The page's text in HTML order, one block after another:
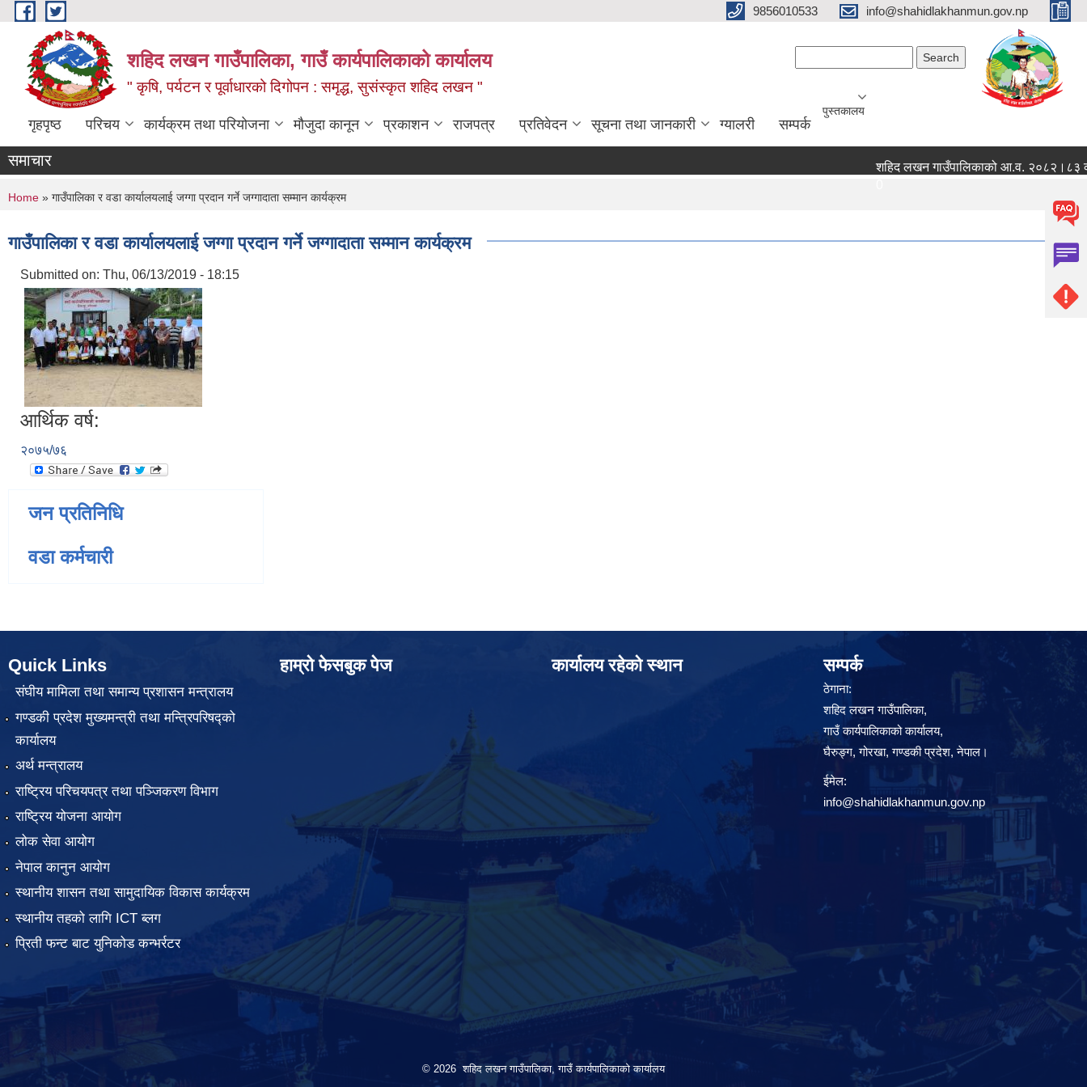
Skip to main content 9856010533 info@shahidlakhanmun.gov.np
शहिद लखन गाउँपालिका, गाउँ कार्यपालिकाको कार्यालय
" कृषि, पर्यटन र पूर्वाधारको दिगोपन : समृद्ध, सुसंस्कृत शहिद लखन "
गृहपृष्ठ परिचय कार्यक्रम तथा परियोजना मौजुदा कानून प्रकाशन राजपत्र प्रतिवेदन सूचना तथा जानकारी ग्यालरी सम्पर्क
पुस्तकालय
समाचार
शहिद लखन गाउँपालिकाको आ.व. २०८२।८३ को
You are here
Home » गाउँपालिका र वडा कार्यालयलाई जग्गा प्रदान गर्ने जग्गादाता सम्मान कार्यक्रम
गाउँपालिका र वडा कार्यालयलाई जग्गा प्रदान गर्ने जग्गादाता सम्मान कार्यक्रम
Submitted on: Thu, 06/13/2019 - 18:15
आर्थिक वर्ष:
२०७५/७६
जन प्रतिनिधि
वडा कर्मचारी
Quick Links
संघीय मामिला तथा समान्य प्रशासन मन्त्रालय
गण्डकी प्रदेश मुख्यमन्त्री तथा मन्त्रिपरिषद्को
कार्यालय
अर्थ मन्त्रालय
राष्ट्रिय परिचयपत्र तथा पञ्जिकरण विभाग
राष्ट्रिय योजना आयोग
लोक सेवा आयोग
नेपाल कानुन आयोग
स्थानीय शासन तथा सामुदायिक विकास कार्यक्रम
स्थानीय तहको लागि ICT ब्लग
प्रिती फन्ट बाट युनिकोड कन्भर्रटर
हाम्रो फेसबुक पेज कार्यालय रहेको स्थान सम्पर्क
ठेगाना:
शहिद लखन गाउँपालिका,
गाउँ कार्यपालिकाको कार्यालय,
घैरुङ्ग, गोरखा, गण्डकी प्रदेश, नेपाल।
ईमेल:
info@shahidlakhanmun.gov.np
© 2026 शहिद लखन गाउँपालिका, गाउँ कार्यपालिकाको कार्यालय